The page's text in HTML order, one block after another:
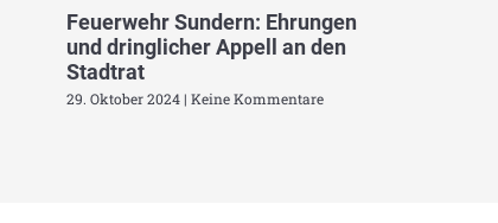
Feuerwehr Sundern: Ehrungen
und dringlicher Appell an den
Stadtrat
29. Oktober 2024 Keine Kommentare